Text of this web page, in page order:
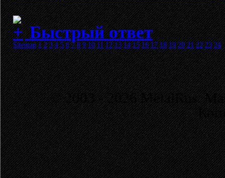
Быстрый ответ
Sitemap 1 2 3 4 5 6 7 8 9 10 11 12 13 14 15 16 17 18 19 20 21 22 23 24
© 2003 - 2026 MetalRus.